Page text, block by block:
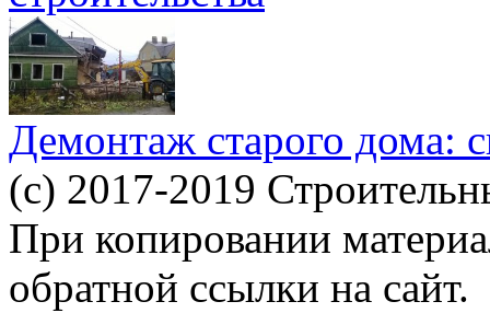
Демонтаж старого дома:
(c) 2017-2019
При копировании
обратной ссылки на сайт.